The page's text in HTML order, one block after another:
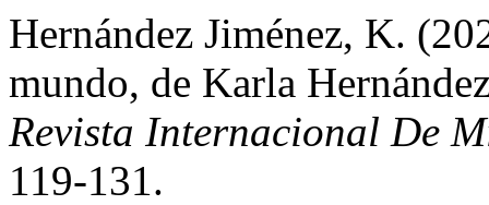
Hernández Jiménez, K.
mundo, de Karla
Revista Internacional De
119-131.